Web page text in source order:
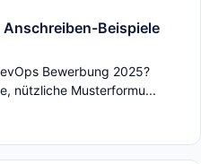
Beispiele
Bewerbung 2025?
nützliche Musterformu...